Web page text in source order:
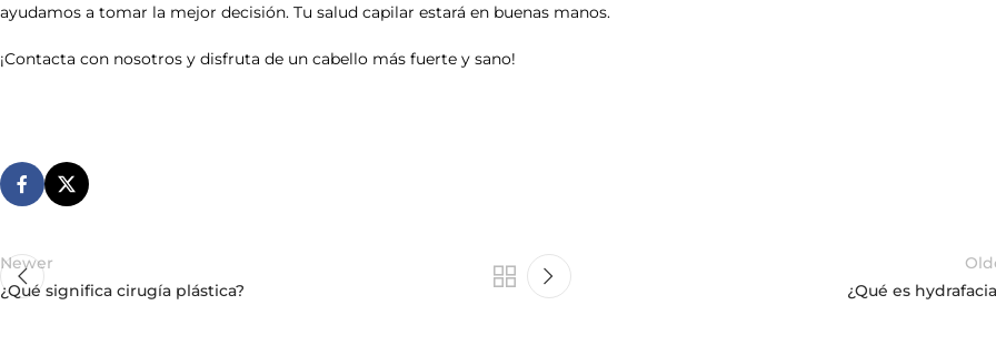
ayudamos a tomar la mejor decisión. Tu salud capilar estará en buenas manos.
¡Contacta con nosotros y disfruta de un cabello más fuerte y sano!
Newer
¿Qué significa cirugía plástica?
¿Qué es